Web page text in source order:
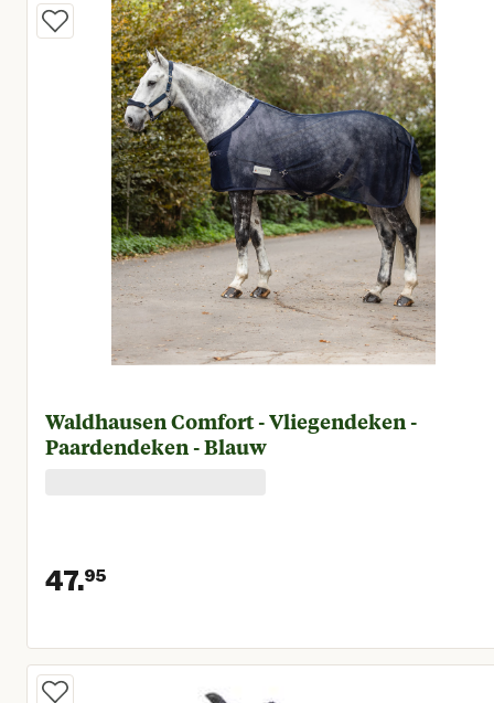
Waldhausen Comfort - Vliegendeken -
Paardendeken - Blauw
47.95
Huidige prijs € 47,95